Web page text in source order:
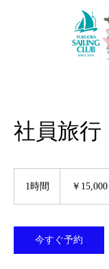
社員旅行
1時間 ￥15,000
今すぐ予約